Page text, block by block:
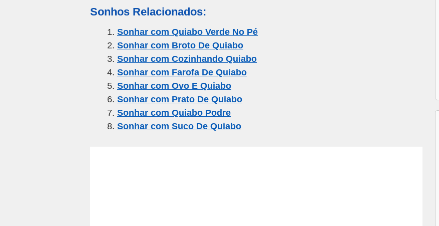
ail c
e
b
o
o
k
tt
er
e
gr
a
m
at
s
A
p
p
e
Sonhos Relacionados:
Sonhar com Quiabo Verde No Pé
Sonhar com Broto De Quiabo
Sonhar com Cozinhando Quiabo
Sonhar com Farofa De Quiabo
Sonhar com Ovo E Quiabo
Sonhar com Prato De Quiabo
Sonhar com Quiabo Podre
Sonhar com Suco De Quiabo